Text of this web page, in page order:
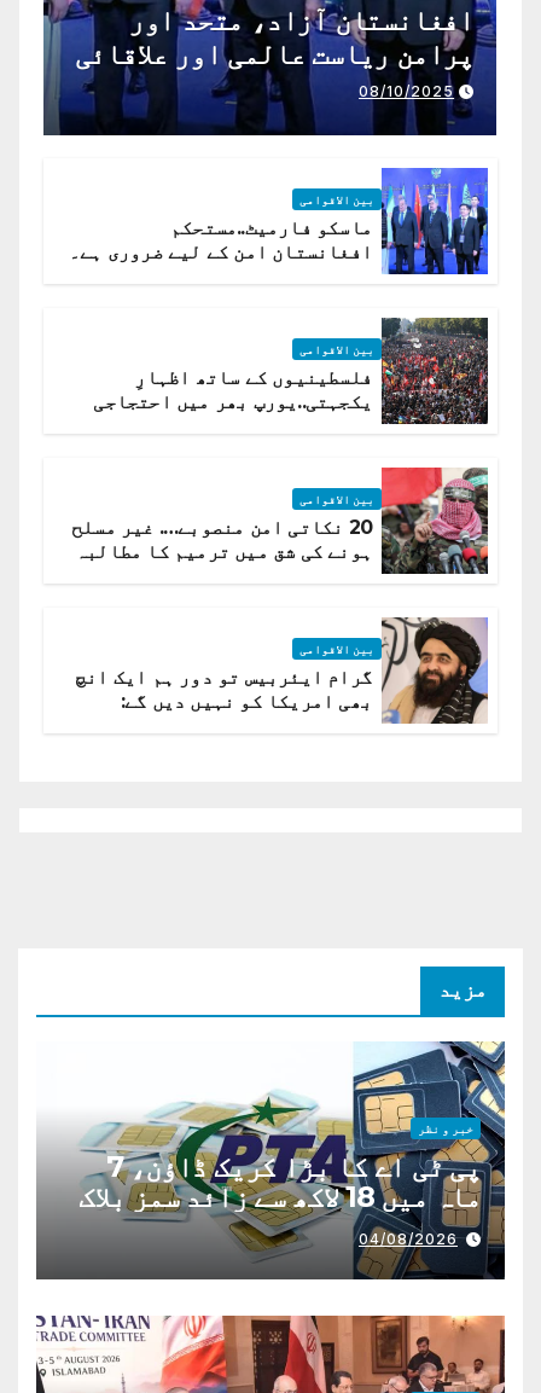
افغانستان آزاد، متحد اور
پرامن ریاست عالمی اور علاقائی
تعاون کے لیے ناگزیر ہے
08/10/2025
بین الاقوامی
ماسکو فارمیٹ..مستحکم
افغانستان امن کے لیے ضروری ہے۔
بین الاقوامی
فلسطینیوں کے ساتھ اظہارِ
یکجہتی..یورپ بھر میں احتجاجی
بین الاقوامی
20 نکاتی امن منصوبے…. غیر مسلح
ہونے کی شق میں ترمیم کا مطالبہ
بین الاقوامی
گرام ایئربیس تو دور ہم ایک انچ
بھی امریکا کو نہیں دیں گے:
مزید
خبر و نظر
پی ٹی اے کا بڑا کریک ڈاؤن، 7
ماہ میں 18 لاکھ سے زائد سمز بلاک
04/08/2026